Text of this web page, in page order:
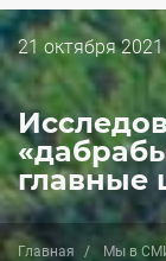
Дата
публикации
21 октября 2021
главные
Главная
Мы в